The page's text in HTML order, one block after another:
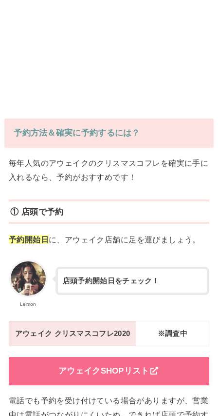
予約方法＆確実に予約するには？
毎年人気のアウェイクのクリスマスコフレを確実に手に
入れるなら、予約がおすすめです！
① 店頭で予約
予約開始日に、アウェイク店舗に足を運びましょう。
Lemon
店頭予約開始日をチェック！
アウェイク クリスマスコフレ2020 ※調査中
アウェイクSHOPリスト
電話でも予約を受け付けている場合がありますが、営業